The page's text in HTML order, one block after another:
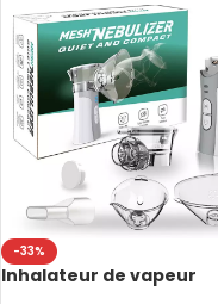
-33%
Inhalateur de vapeur